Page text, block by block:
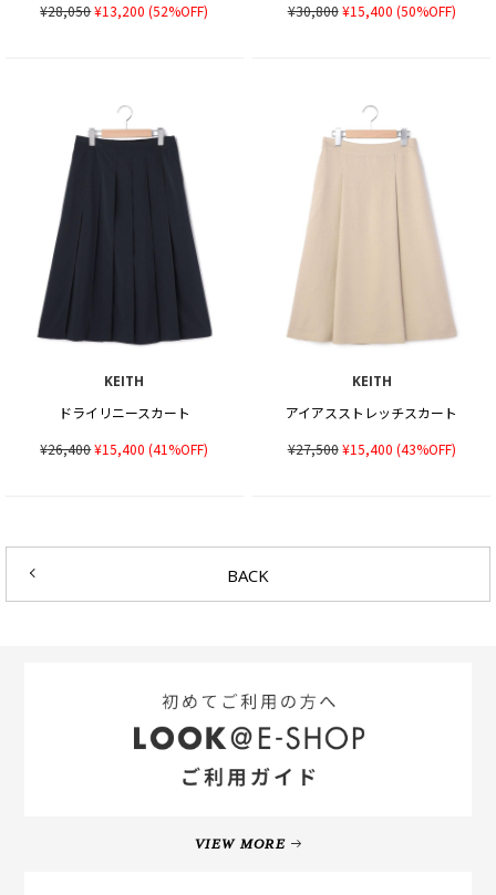
¥28,050¥13,200 (52%OFF)
¥30,800¥15,400 (50%OFF)
KEITH
ドライリニースカート
¥26,400¥15,400 (41%OFF)
KEITH
アイアスストレッチスカート
¥27,500¥15,400 (43%OFF)
BACK
VIEW MORE